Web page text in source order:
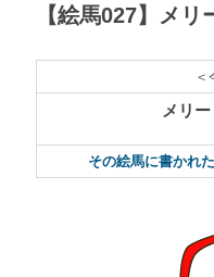
【絵馬027】メリ
＜
メリ
その絵馬に書かれ